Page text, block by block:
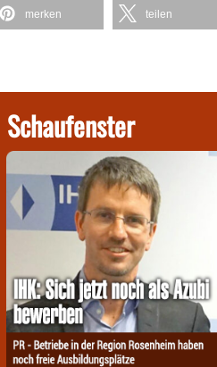
merken teilen
Schaufenster